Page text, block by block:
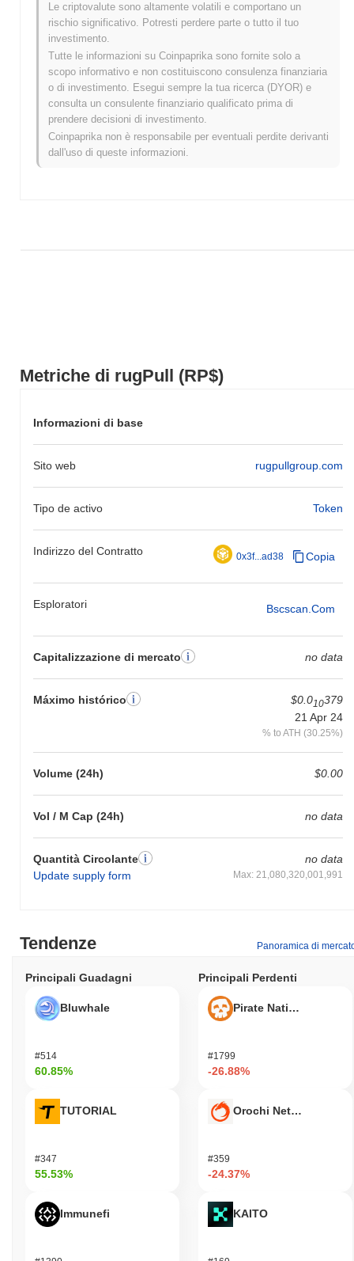
Metriche di rugPull (RP$)
Informazioni di base
Sito web rugpullgroup.com
Tipo de activo Token
Indirizzo del Contratto 0x3f...ad38 Copia
Esploratori Bscscan.com
Capitalizzazione di mercato no data
Máximo histórico $0.010379
21 Apr 24
% to ATH (30.25%)
Volume (24h) $0.00
Vol / M Cap (24h) no data
Quantità Circolante
Update supply form
no data
Max: 21,080,320,001,991
Qual è lo storico della fascia di prezzo di rugPull?
10
rugPull è attualmente scambiato ~23.23%
al di sotto del suo ATH
Come si sta comportando rugPull rispetto al
mercato crypto più ampio?
Le criptovalute sono altamente volatili e comportano un
rischio significativo. Potresti perdere parte o tutto il tuo
investimento.
Tutte le informazioni su Coinpaprika sono fornite solo a
scopo informativo e non costituiscono consulenza finanziaria
o di investimento. Esegui sempre la tua ricerca (DYOR) e
consulta un consulente finanziario qualificato prima di
prendere decisioni di investimento.
Coinpaprika non è responsabile per eventuali perdite derivanti
dall'uso di queste informazioni.
Tendenze Panoramica di
Principali Guadagni
Bluwhale
#514
60.85%
TUTORIAL
#347
55.53%
Immunefi
Principali Perdenti
Pirate Nation Token
#1799
-26.88%
Orochi Network
#359
-24.37%
KAITO